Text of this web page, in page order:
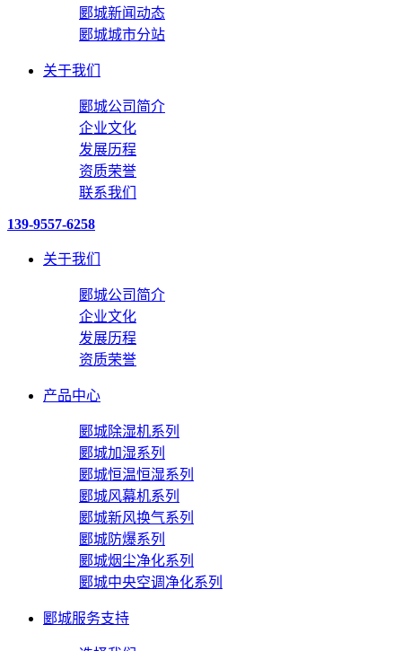
郾城新闻动态
郾城城市分站
关于我们
郾城公司简介
企业文化
发展历程
资质荣誉
联系我们
139-9557-6258
关于我们
郾城公司简介
企业文化
发展历程
资质荣誉
产品中心
郾城除湿机系列
郾城加湿系列
郾城恒温恒湿系列
郾城风幕机系列
郾城新风换气系列
郾城防爆系列
郾城烟尘净化系列
郾城中央空调净化系列
郾城服务支持